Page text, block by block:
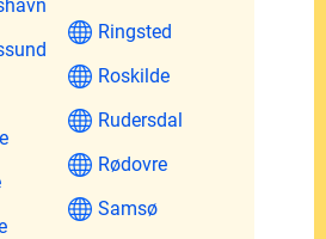
Ringsted
Roskilde
Rudersdal
Rødovre
Samsø